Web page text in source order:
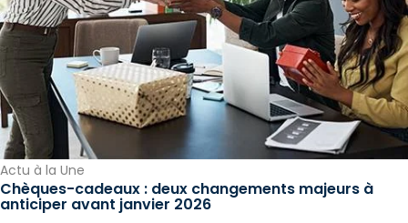
Actu à la Une
Chèques-cadeaux : deux changements majeurs à
anticiper avant janvier 2026